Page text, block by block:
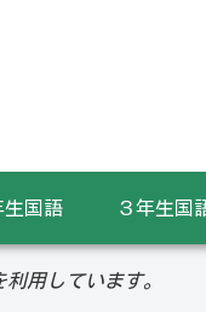
生国語 ３年生国
用しています。